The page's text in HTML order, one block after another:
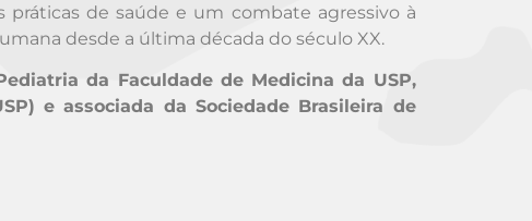
de saúde e um combate agressivo à
desde a última década do século XX.
da Faculdade de Medicina da USP,
e associada da Sociedade Brasileira de